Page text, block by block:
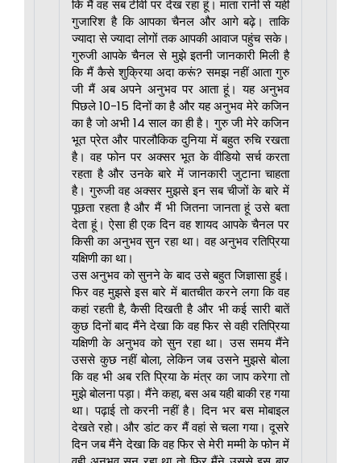
कि मैं वह सब टीवी पर देख रहा हूं। माता रानी से यही
गुजारिश है कि आपका चैनल और आगे बढ़े। ताकि
ज्यादा से ज्यादा लोगों तक आपकी आवाज पहुंच सके।
गुरुजी आपके चैनल से मुझे इतनी जानकारी मिली है
कि मैं कैसे शुक्रिया अदा करूं? समझ नहीं आता गुरु
जी मैं अब अपने अनुभव पर आता हूं। यह अनुभव
पिछले 10-15 दिनों का है और यह अनुभव मेरे कजिन
का है जो अभी 14 साल का ही है। गुरु जी मेरे कजिन
भूत प्रेत और पारलौकिक दुनिया में बहुत रुचि रखता
है। वह फोन पर अक्सर भूत के वीडियो सर्च करता
रहता है और उनके बारे में जानकारी जुटाना चाहता
है। गुरुजी वह अक्सर मुझसे इन सब चीजों के बारे में
पूछता रहता है और मैं भी जितना जानता हूं उसे बता
देता हूं। ऐसा ही एक दिन वह शायद आपके चैनल पर
किसी का अनुभव सुन रहा था। वह अनुभव रतिप्रिया
यक्षिणी का था।
उस अनुभव को सुनने के बाद उसे बहुत जिज्ञासा हुई।
फिर वह मुझसे इस बारे में बातचीत करने लगा कि वह
कहां रहती है, कैसी दिखती है और भी कई सारी बातें
कुछ दिनों बाद मैंने देखा कि वह फिर से वही रतिप्रिया
यक्षिणी के अनुभव को सुन रहा था। उस समय मैंने
उससे कुछ नहीं बोला, लेकिन जब उसने मुझसे बोला
कि वह भी अब रति प्रिया के मंत्र का जाप करेगा तो
मुझे बोलना पड़ा। मैंने कहा, बस अब यही बाकी रह गया
था। पढ़ाई तो करनी नहीं है। दिन भर बस मोबाइल
देखते रहो। और डांट कर मैं वहां से चला गया। दूसरे
दिन जब मैंने देखा कि वह फिर से मेरी मम्मी के फोन में